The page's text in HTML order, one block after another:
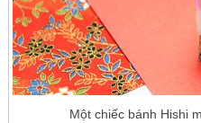
Một chiếc bánh Hishi